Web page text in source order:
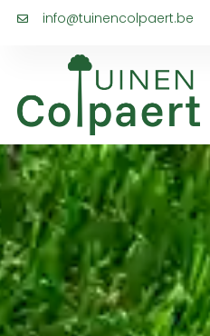
info@tuinencolpaert.be